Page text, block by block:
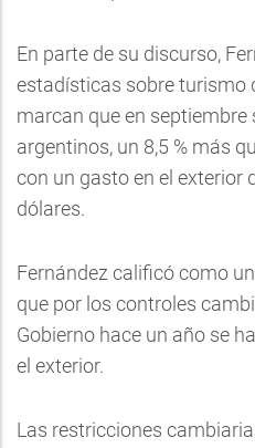
En parte de su discurso,
estadísticas sobre turismo
marcan que en septiembre
argentinos, un 8,5 % más
con un gasto en el exterior
dólares.
Fernández calificó como
que por los controles
Gobierno hace un año se
el exterior.
Las restricciones